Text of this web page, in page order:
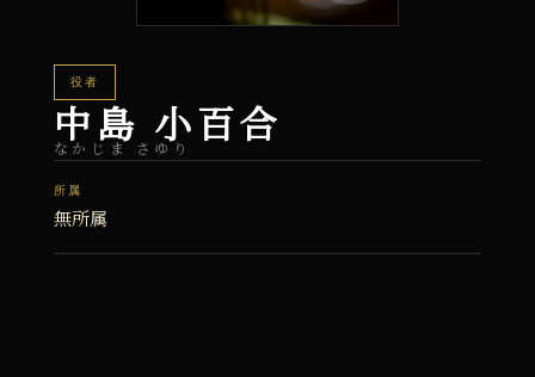
役者
中島 小百合
なかじま さゆり
所属
無所属